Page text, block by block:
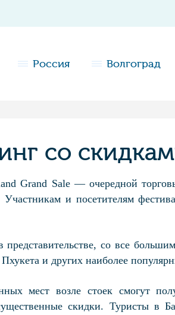
Россия Волгоград
со
Grand Sale — очередной
Участникам и посетителям
со все
и других наиболее
мест возле стоек смогут
скидки. Туристы в